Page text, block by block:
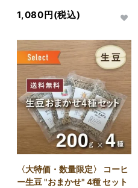
1,080円(税込)
〈大特価・数量限定〉 コーヒ
ー生豆 "おまかせ" 4種 セット